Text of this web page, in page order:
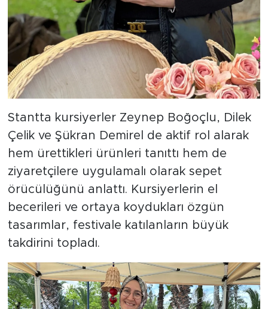
Stantta kursiyerler Zeynep Boğoçlu, Dilek
Çelik ve Şükran Demirel de aktif rol alarak
hem ürettikleri ürünleri tanıttı hem de
ziyaretçilere uygulamalı olarak sepet
örücülüğünü anlattı. Kursiyerlerin el
becerileri ve ortaya koydukları özgün
tasarımlar, festivale katılanların büyük
takdirini topladı.